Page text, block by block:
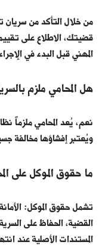
من خلال التأكد من
قضيتك، الاطلاع على
المهني قبل البدء في
هل المحامي ملزم
نعم، يُعد المحامي ملزماً
ويُعتبر إفشاؤها مخالفة
ما حقوق الموكل على
تشمل حقوق الموكل:
القضية، الحفاظ على
المستندات الأصلية عند